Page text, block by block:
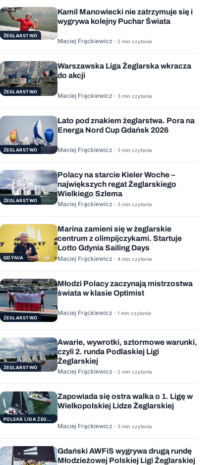
ŻEGLARSTWO
Kamil Manowiecki nie zatrzymuje się i
wygrywa kolejny Puchar Świata
Maciej Frąckiewicz · 2 min czytania
ŻEGLARSTWO
Warszawska Liga Żeglarska wkracza
do akcji
Maciej Frąckiewicz · 3 min czytania
ŻEGLARSTWO
Lato pod znakiem żeglarstwa. Pora na
Energa Nord Cup Gdańsk 2026
Maciej Frąckiewicz · 3 min czytania
ŻEGLARSTWO
Polacy na starcie Kieler Woche –
największych regat Żeglarskiego
Wielkiego Szlema
Maciej Frąckiewicz · 3 min czytania
GDYNIA
Marina zamieni się w żeglarskie
centrum z olimpijczykami. Startuje
Lotto Gdynia Sailing Days
Maciej Frąckiewicz · 4 min czytania
ŻEGLARSTWO
Młodzi Polacy zaczynają mistrzostwa
świata w klasie Optimist
Maciej Frąckiewicz · 1 min czytania
ŻEGLARSTWO
Awarie, wywrotki, sztormowe warunki,
czyli 2. runda Podlaskiej Ligi
Żeglarskiej
Maciej Frąckiewicz · 2 min czytania
POLSKA LIGA ŻEGLARSKA
Zapowiada się ostra walka o 1. Ligę w
Wielkopolskiej Lidze Żeglarskiej
Maciej Frąckiewicz · 3 min czytania
Gdański AWFiS wygrywa drugą rundę
Młodzieżowej Polskiej Ligi Żeglarskiej